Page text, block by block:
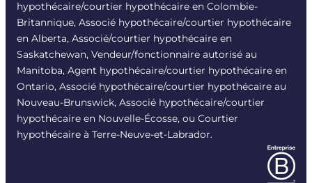
hypothécaire/courtier hypothécaire en Colombie-
Britannique, Associé hypothécaire/courtier hypothécaire
en Alberta, Associé/courtier hypothécaire en
Saskatchewan, Vendeur/fonctionnaire autorisé au
Manitoba, Agent hypothécaire/courtier hypothécaire en
Ontario, Associé hypothécaire/courtier hypothécaire au
Nouveau-Brunswick, Associé hypothécaire/courtier
hypothécaire en Nouvelle-Écosse, ou Courtier
hypothécaire à Terre-Neuve-et-Labrador.